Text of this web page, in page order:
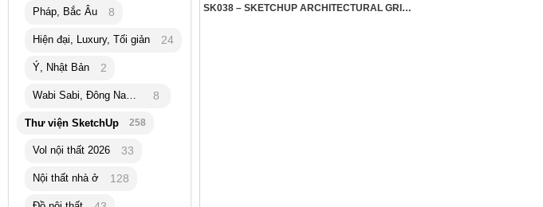
SK038 – SKETCHUP ARCHITECTURAL GRILLE VOL.1
Pháp, Bắc Âu 8
Hiện đại, Luxury, Tối giản 24
Ý, Nhật Bản 2
Wabi Sabi, Đông Nam Á 8
Thư viện SketchUp 258
Vol nội thất 2026 33
Nội thất nhà ở 128